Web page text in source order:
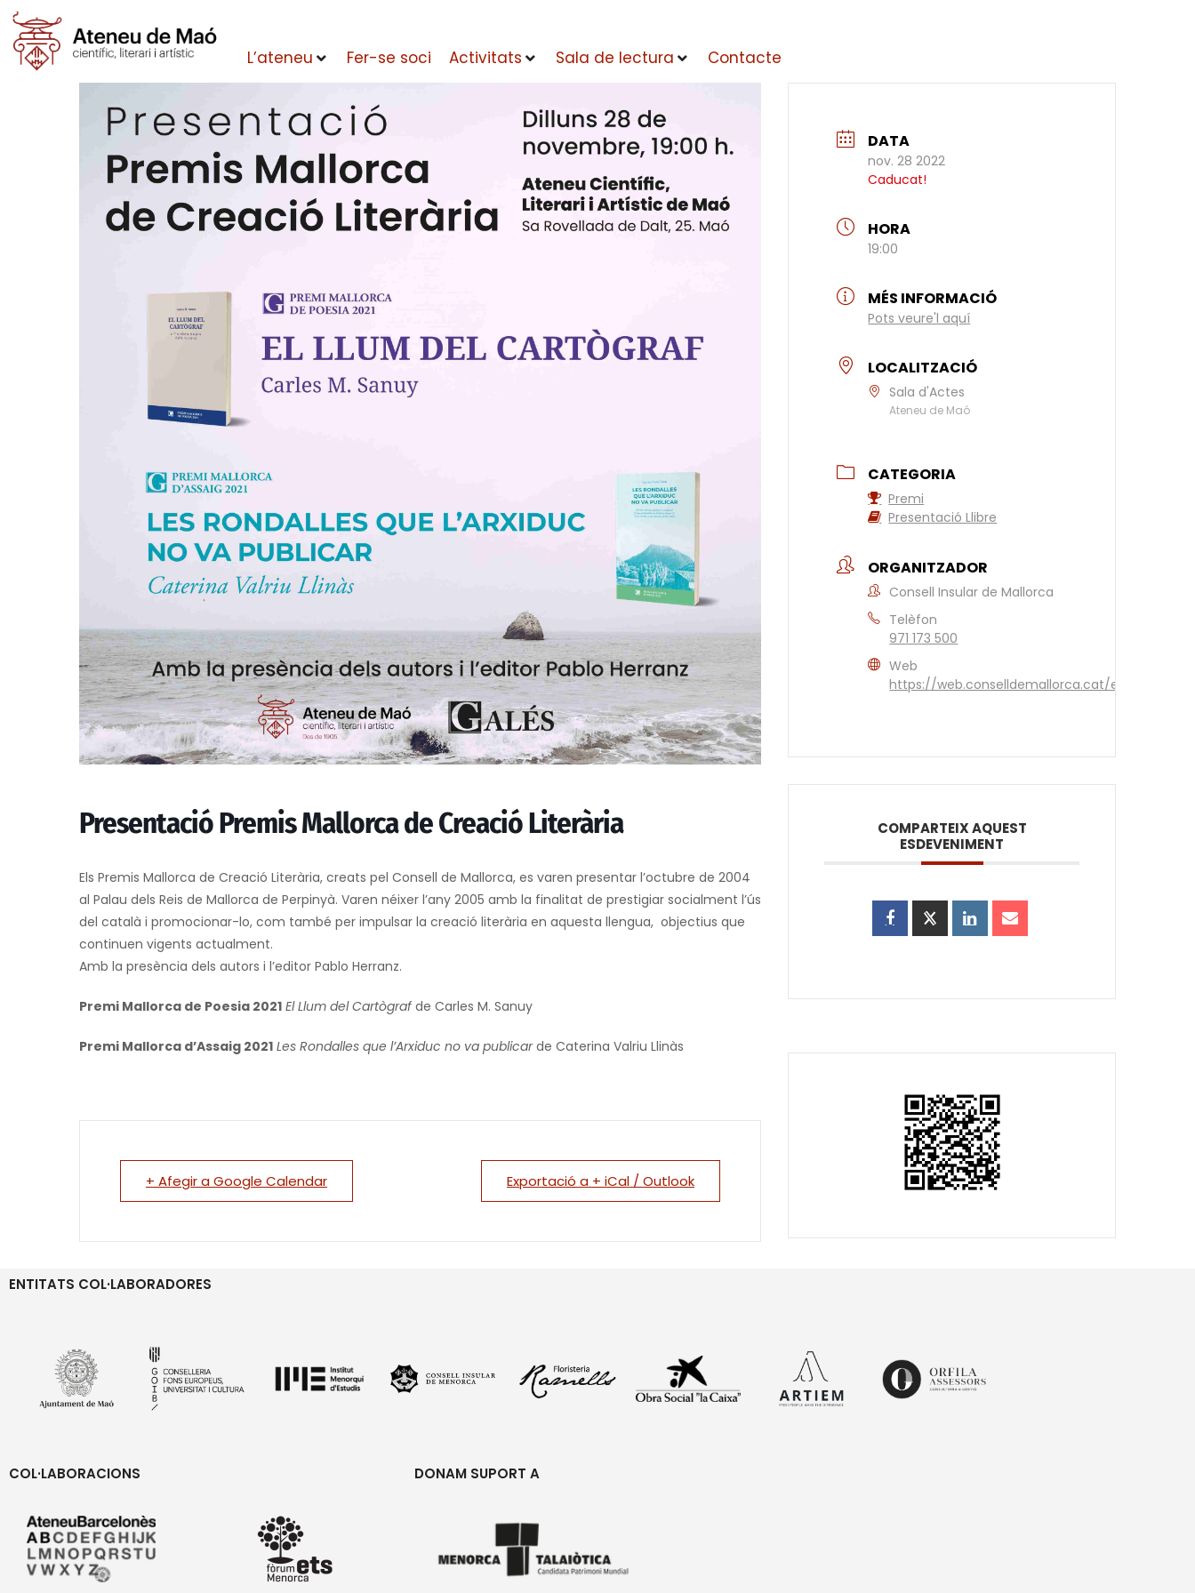
L’ateneu Fer-se soci Activitats Sala de lectura Contacte
Presentació Premis Mallorca de Creació Literària
Els Premis Mallorca de Creació Literària, creats pel Consell de Mallorca, es varen presentar l’octubre de 2004
al Palau dels Reis de Mallorca de Perpinyà. Varen néixer l’any 2005 amb la finalitat de prestigiar socialment l’ús
del català i promocionar-lo, com també per impulsar la creació literària en aquesta llengua, objectius que
continuen vigents actualment.
Amb la presència dels autors i l’editor Pablo Herranz.
Premi Mallorca de Poesia 2021 El Llum del Cartògrafde Carles M. Sanuy
Premi Mallorca d’Assaig 2021 Les Rondalles que l’Arxiduc no va publicarde Caterina Valriu Llinàs
+ Afegir a Google Calendar Exportació a + iCal / Outlook
DATA
nov. 28 2022
Caducat!
HORA
19:00
MÉS INFORMACIÓ
Pots veure'l aquí
LOCALITZACIÓ
Sala d'Actes
Ateneu de Maó
CATEGORIA
Premi
Presentació Llibre
ORGANITZADOR
Consell Insular de Mallorca
Telèfon
971 173 500
Web
https://web.conselldemallorca.cat/es/inicio
COMPARTEIX AQUEST
ESDEVENIMENT
ENTITATS COL·LABORADORES
COL·LABORACIONS DONAM SUPORT A